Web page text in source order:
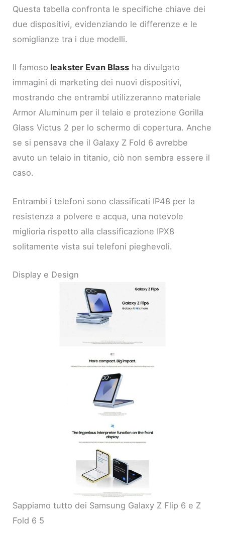
Questa tabella confronta le specifiche chiave dei
due dispositivi, evidenziando le differenze e le
somiglianze tra i due modelli.
Il famoso leakster Evan Blass ha divulgato
immagini di marketing dei nuovi dispositivi,
mostrando che entrambi utilizzeranno materiale
Armor Aluminum per il telaio e protezione Gorilla
Glass Victus 2 per lo schermo di copertura. Anche
se si pensava che il Galaxy Z Fold 6 avrebbe
avuto un telaio in titanio, ciò non sembra essere il
caso.
Entrambi i telefoni sono classificati IP48 per la
resistenza a polvere e acqua, una notevole
miglioria rispetto alla classificazione IPX8
solitamente vista sui telefoni pieghevoli.
Display e Design
Sappiamo tutto dei Samsung Galaxy Z Flip 6 e Z
Fold 6 5